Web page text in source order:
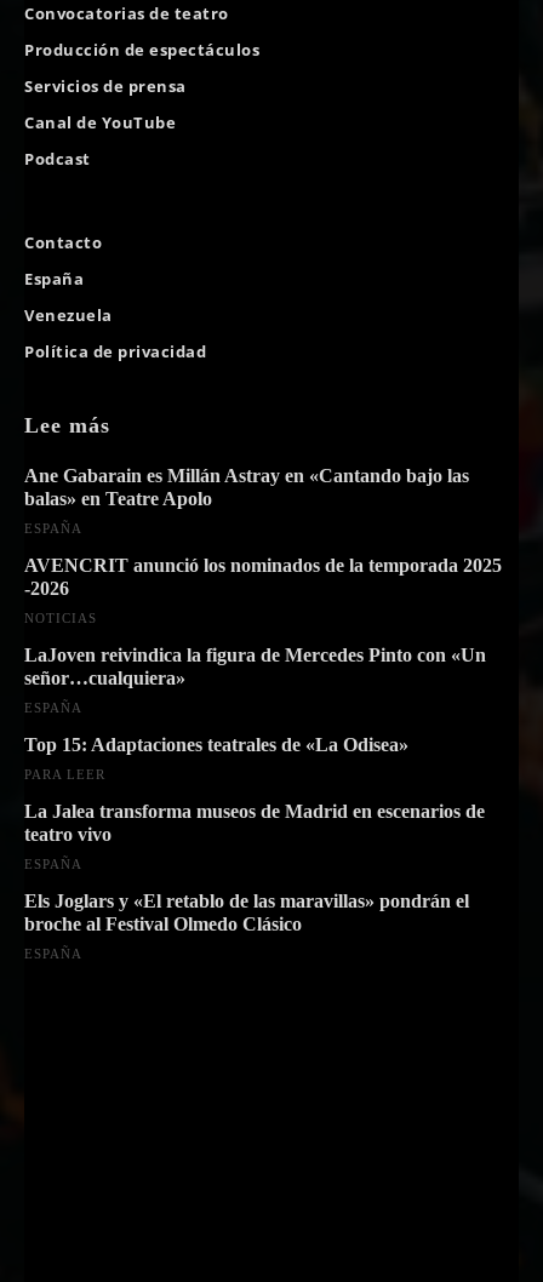
Convocatorias de teatro
Producción de espectáculos
Servicios de prensa
Canal de YouTube
Podcast
Contacto
España
Venezuela
Política de privacidad
Lee más
Ane Gabarain es Millán Astray en «Cantando bajo las
balas» en Teatre Apolo
ESPAÑA
AVENCRIT anunció los nominados de la temporada 2025
-2026
NOTICIAS
LaJoven reivindica la figura de Mercedes Pinto con «Un
señor…cualquiera»
ESPAÑA
Top 15: Adaptaciones teatrales de «La Odisea»
PARA LEER
La Jalea transforma museos de Madrid en escenarios de
teatro vivo
ESPAÑA
Els Joglars y «El retablo de las maravillas» pondrán el
broche al Festival Olmedo Clásico
ESPAÑA